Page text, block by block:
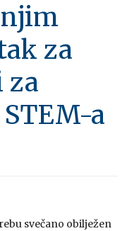
za
za
a
svečano obilježen